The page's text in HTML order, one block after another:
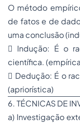
O método
de fatos e de
uma conclusão
 Indução: É o
científica.
 Dedução: É o
(apriorística)
6. TÉCNICAS DE
a) Investigação